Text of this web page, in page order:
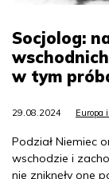
Socjolog:
w tym
29.08.2024 Europa
Podział Niemiec
wschodzie i
nie zniknęły one